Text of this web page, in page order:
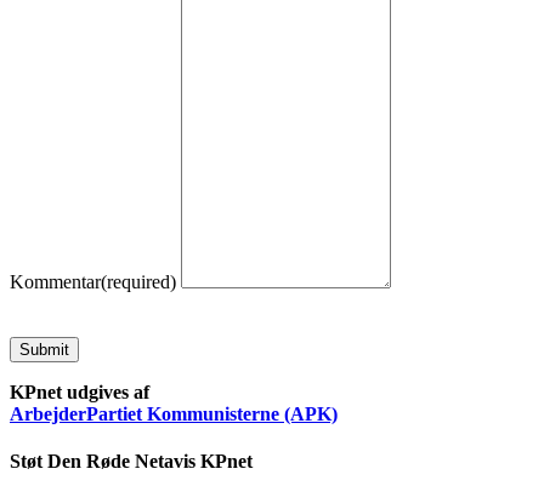
Kommentar(required)
Submit
KPnet udgives af
ArbejderPartiet Kommunisterne (APK)
Støt Den Røde Netavis KPnet